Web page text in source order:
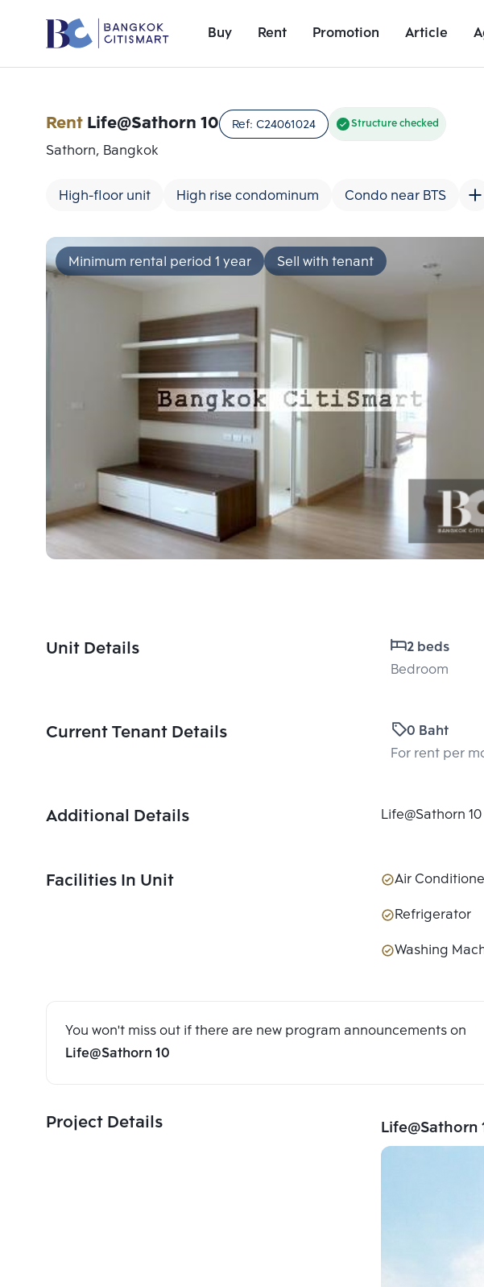
Buy Rent Promotion Article
Unit
RentLife@Sathorn 10 Ref: C24061024 Structure checked
Sathorn, Bangkok
High-floor unit High rise condominum Condo near BTS
Minimum rental period 1 year Sell with tenant
Unit Details
2 beds
Bedroom
Current Tenant Details
0 Baht
For rent per
Additional Details Life@Sathorn
Facilities In Unit Air
Refrigerator
Washing
You won't miss out if there are new program announcements on
Life@Sathorn 10
Project Details Life@Sathorn
Add comparative units
Add comparative